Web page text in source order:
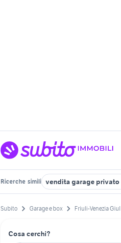
Ricerche simili vendita garage privato
Subito Garage e box Friuli-Venezia
Cosa cerchi?